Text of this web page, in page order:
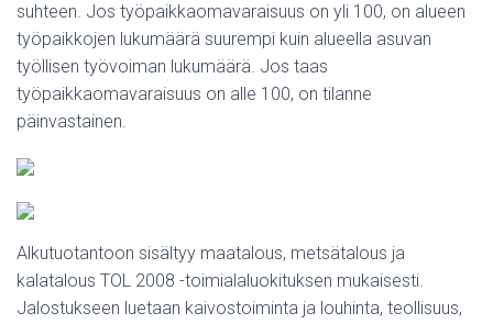
suhteen. Jos työpaikkaomavaraisuus on yli 100, on alueen
työpaikkojen lukumäärä suurempi kuin alueella asuvan
työllisen työvoiman lukumäärä. Jos taas
työpaikkaomavaraisuus on alle 100, on tilanne
päinvastainen.
Alkutuotantoon sisältyy maatalous, metsätalous ja
kalatalous TOL 2008 -toimialaluokituksen mukaisesti.
Jalostukseen luetaan kaivostoiminta ja louhinta, teollisuus,